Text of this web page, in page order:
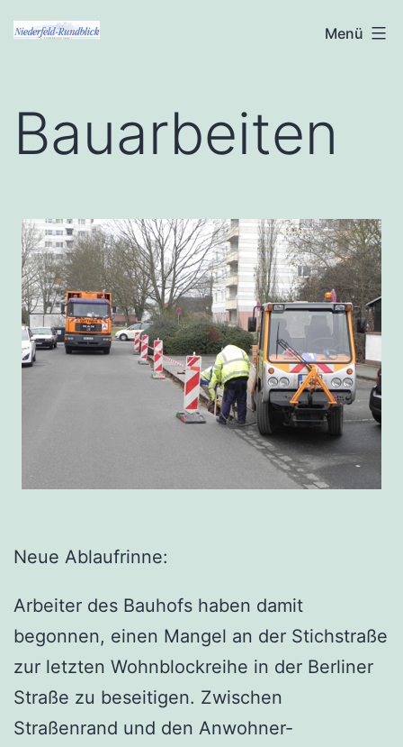
Inhalt
Niederfeld-
Menü
Bauarbeiten
Neue Ablaufrinne:
Arbeiter des Bauhofs haben damit
begonnen, einen Mangel an der Stichstraße
zur letzten Wohnblockreihe in der Berliner
Straße zu beseitigen. Zwischen
Straßenrand und den Anwohner-